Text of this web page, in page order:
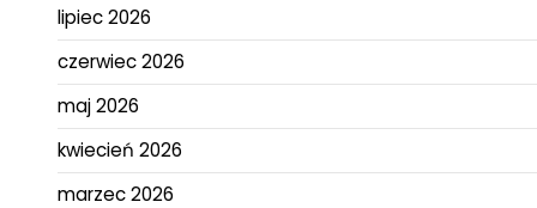
lipiec 2026
czerwiec 2026
maj 2026
kwiecień 2026
marzec 2026